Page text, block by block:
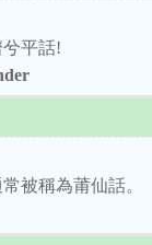
平話!
被稱為莆仙話。